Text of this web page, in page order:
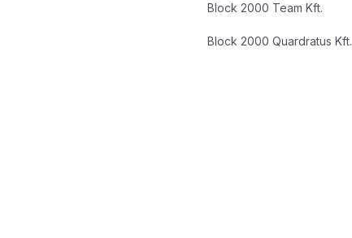
Block 2000 Team Kft.
Block 2000 Quardratus Kft.